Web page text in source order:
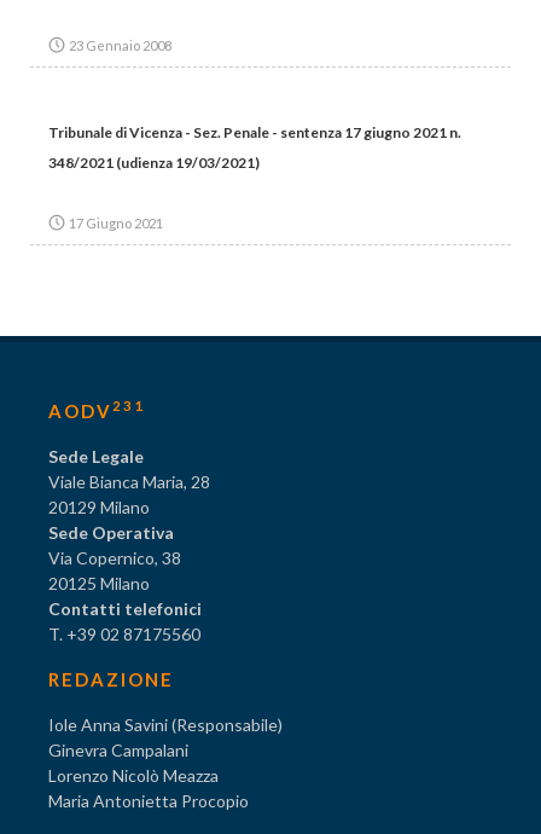
23 Gennaio 2008
Tribunale di Vicenza - Sez. Penale - sentenza 17 giugno 2021 n.
348/2021 (udienza 19/03/2021)
17 Giugno 2021
AODV 231
Sede Legale
Viale Bianca Maria, 28
20129 Milano
Sede Operativa
Via Copernico, 38
20125 Milano
Contatti telefonici
T. +39 02 87175560
REDAZIONE
Iole Anna Savini (Responsabile)
Ginevra Campalani
Lorenzo Nicolò Meazza
Maria Antonietta Procopio